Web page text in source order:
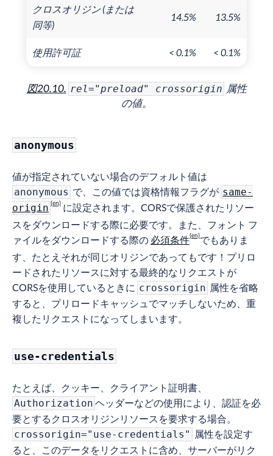
クロスオリジン(または
同等)
14.5% 13.5%
使用許可証 < 0.1% < 0.1%
図20.10. rel="preload" crossorigin 属性
の値。
anonymous
値が指定されていない場合のデフォルト値は
anonymous で、この値では資格情報フラグが same-
origin
に設定されます。CORSで保護されたリソー
スをダウンロードする際に必要です。また、フォント フ
ァイルをダウンロードする際の 必須条件
でもありま
す、たとえそれが同じオリジンであってもです！プリロ
ードされたリソースに対する最終的なリクエストが
CORSを使用しているときに crossorigin 属性を省略
すると、プリロードキャッシュでマッチしないため、重
複したリクエストになってしまいます。
use-credentials
たとえば、クッキー、クライアント証明書、
Authorization ヘッダーなどの使用により、認証を必
要とするクロスオリジンリソースを要求する場合。
crossorigin="use-credentials" 属性を設定す
ると、このデータをリクエストに含め、サーバーがリク